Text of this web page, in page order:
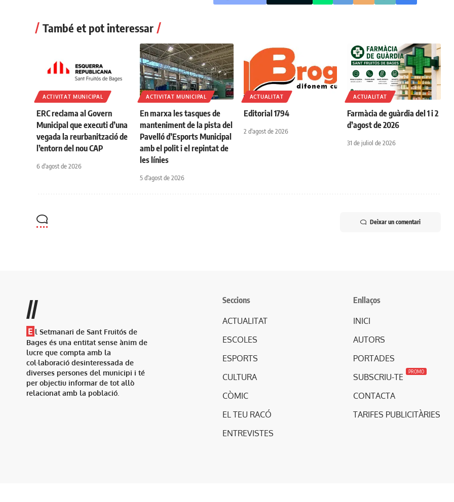
També et pot interessar
ACTIVITAT MUNICIPAL
ERC reclama al Govern
Municipal que executi d’una
vegada la reurbanització de
l’entorn del nou CAP
6 d'agost de 2026
ACTIVITAT MUNICIPAL
En marxa les tasques de
manteniment de la pista del
Pavelló d’Esports Municipal
amb el polit i el repintat de
les línies
5 d'agost de 2026
ACTUALITAT
Editorial 1794
2 d'agost de 2026
ACTUALITAT
Farmàcia de guàrdia del 1 i 2
d’agost de 2026
31 de juliol de 2026
Deixar un comentari
//
E l Setmanari de Sant Fruitós de
Bages és una entitat sense ànim de
lucre que compta amb la
col·laboració desinteressada de
diverses persones del municipi i té
per objectiu informar de tot allò
relacionat amb la població.
Seccions
ACTUALITAT
ESCOLES
ESPORTS
CULTURA
CÒMIC
EL TEU RACÓ
ENTREVISTES
Enllaços
INICI
AUTORS
PORTADES
SUBSCRIU-TE
PROMO
CONTACTA
TARIFES PUBLICITÀRIES